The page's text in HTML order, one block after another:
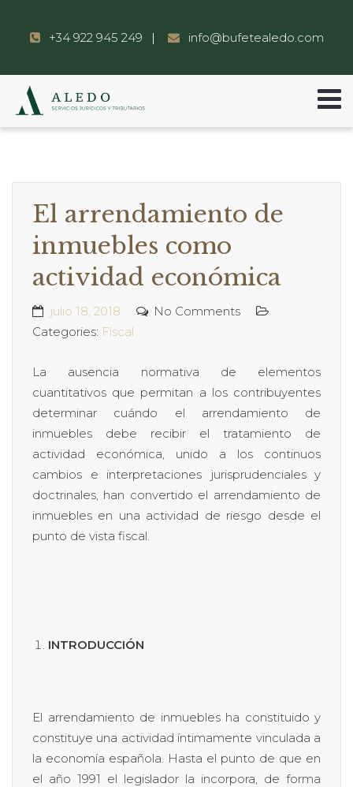
+34 922 945 249 info@bufetealedo.com
El arrendamiento de
inmuebles como
actividad económica
julio 18, 2018
No Comments
Categories: Fiscal
La ausencia normativa de elementos
cuantitativos que permitan a los contribuyentes
determinar cuándo el arrendamiento de
inmuebles debe recibir el tratamiento de
actividad económica, unido a los continuos
cambios e interpretaciones jurisprudenciales y
doctrinales, han convertido el arrendamiento de
inmuebles en una actividad de riesgo desde el
punto de vista fiscal.
INTRODUCCIÓN
El arrendamiento de inmuebles ha constituido y
constituye una actividad íntimamente vinculada a
la economía española. Hasta el punto de que en
el año 1991 el legislador la incorpora, de forma